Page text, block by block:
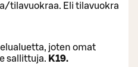
tilavuokraa. Eli tilavuokra
joten omat
sallittuja. K19.